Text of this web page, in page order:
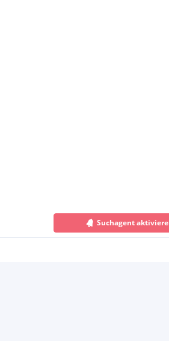
Suchagent